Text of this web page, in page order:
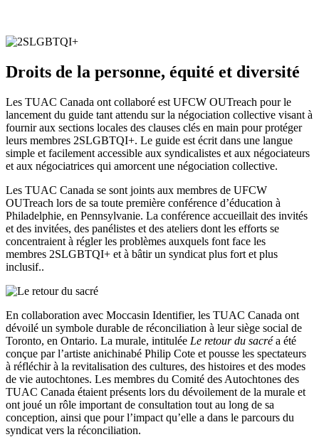
Droits de la personne, équité et diversité
Les TUAC Canada ont collaboré est UFCW OUTreach pour le
lancement du guide tant attendu sur la négociation collective visant à
fournir aux sections locales des clauses clés en main pour protéger
leurs membres 2SLGBTQI+. Le guide est écrit dans une langue
simple et facilement accessible aux syndicalistes et aux négociateurs
et aux négociatrices qui amorcent une négociation collective.
Les TUAC Canada se sont joints aux membres de UFCW
OUTreach lors de sa toute première conférence d’éducation à
Philadelphie, en Pennsylvanie. La conférence accueillait des invités
et des invitées, des panélistes et des ateliers dont les efforts se
concentraient à régler les problèmes auxquels font face les
membres 2SLGBTQI+ et à bâtir un syndicat plus fort et plus
inclusif..
En collaboration avec Moccasin Identifier, les TUAC Canada ont
dévoilé un symbole durable de réconciliation à leur siège social de
Toronto, en Ontario. La murale, intitulée Le retour du sacréa été
conçue par l’artiste anichinabé Philip Cote et pousse les spectateurs
à réfléchir à la revitalisation des cultures, des histoires et des modes
de vie autochtones. Les membres du Comité des Autochtones des
TUAC Canada étaient présents lors du dévoilement de la murale et
ont joué un rôle important de consultation tout au long de sa
conception, ainsi que pour l’impact qu’elle a dans le parcours du
syndicat vers la réconciliation.